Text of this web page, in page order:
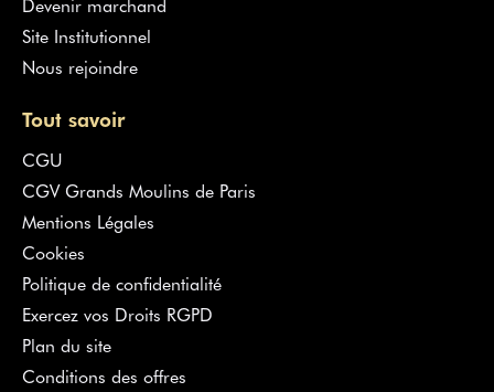
Site Institutionnel
Nous rejoindre
Tout savoir
CGU
CGV Grands Moulins de Paris
Mentions Légales
Cookies
Politique de confidentialité
Exercez vos Droits RGPD
Plan du site
Conditions des offres